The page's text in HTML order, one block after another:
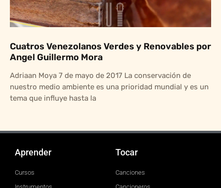
Cuatros Venezolanos Verdes y Renovables por
Angel Guillermo Mora
Adriaan Moya 7 de mayo de 2017 La conservación de
nuestro medio ambiente es una prioridad mundial y es un
tema que influye hasta la
Aprender
Cursos
Tocar
Canciones